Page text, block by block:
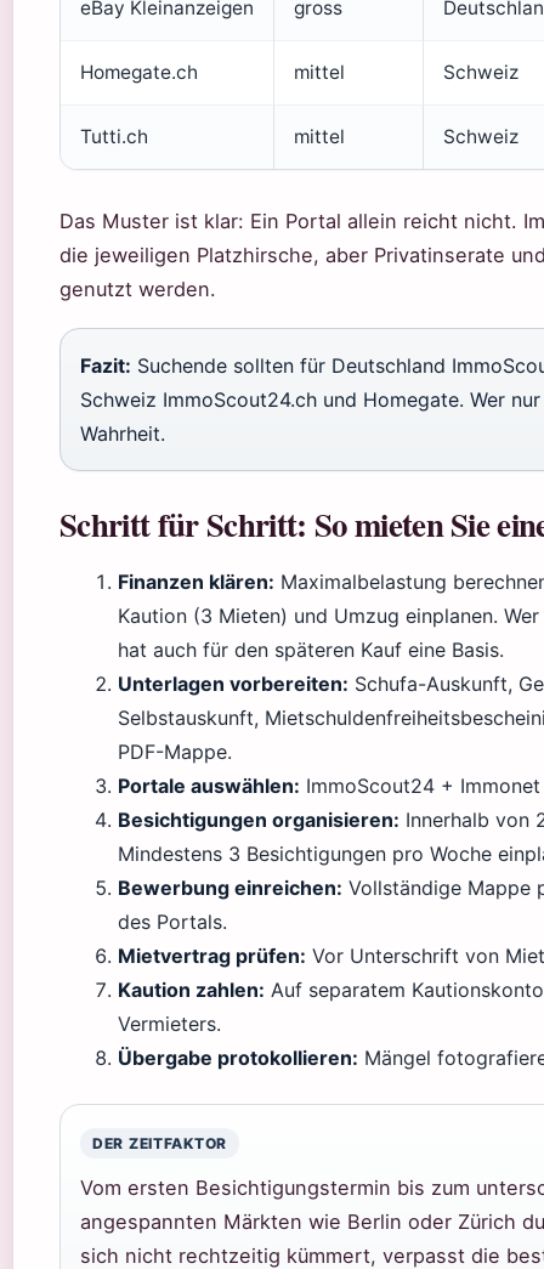
eBay Kleinanzeigen gross
Homegate.ch mittel Schweiz
Tutti.ch mittel Schweiz
Das Muster ist klar: Ein Portal allein reicht nicht.
die jeweiligen Platzhirsche, aber Privatinserate
genutzt werden.
Fazit: Suchende sollten für Deutschland
Schweiz ImmoScout24.ch und Homegate. Wer
Wahrheit.
Schritt für Schritt: So mieten Sie
Finanzen klären: Maximalbelastung
Kaution (3 Mieten) und Umzug einplanen.
hat auch für den späteren Kauf eine Basis.
Unterlagen vorbereiten: Schufa-Auskunft,
Selbstauskunft,
PDF-Mappe.
Portale auswählen: ImmoScout24 +
Besichtigungen organisieren: Innerhalb von
Mindestens 3 Besichtigungen pro Woche
Bewerbung einreichen: Vollständige Mappe
des Portals.
Mietvertrag prüfen: Vor Unterschrift von
Kaution zahlen: Auf separatem
Vermieters.
Übergabe protokollieren: Mängel
DER ZEITFAKTOR
Vom ersten Besichtigungstermin bis zum
angespannten Märkten wie Berlin oder Zürich
sich nicht rechtzeitig kümmert, verpasst die